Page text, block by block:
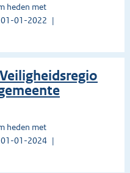
heden met
01-01-2022
heden met
01-01-2024